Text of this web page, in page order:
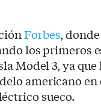
Forbes,
los primeros
Model 3, ya
americano
sueco.